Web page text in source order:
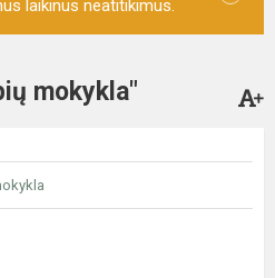
laikinus neatitikimus.
mokykla"